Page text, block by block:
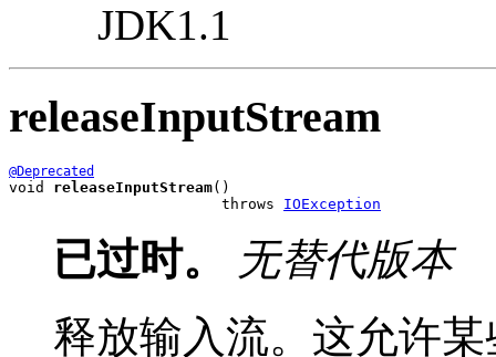
JDK1.1
releaseInputStream
@Deprecated
void releaseInputStream()
                        throws
IOException
已过时。
无替代版本
释放输入流。这允许